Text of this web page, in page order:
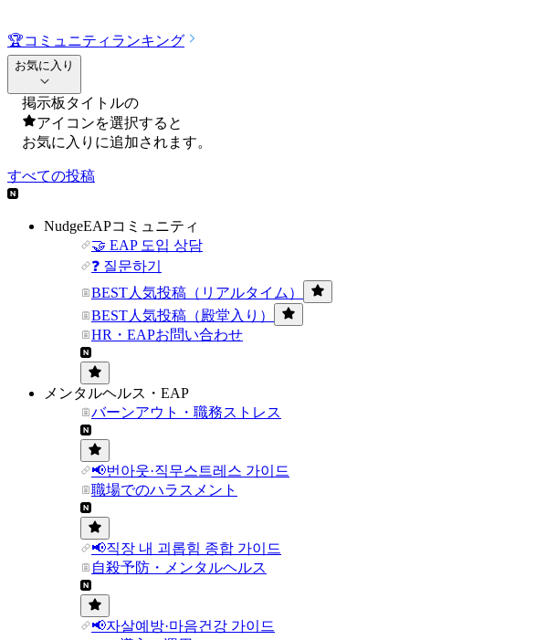
🏆コミュニティランキング
お気に入り
掲示板タイトルの
アイコンを選択すると
お気に入りに追加されます。
すべての投稿
NudgeEAPコミュニティ
🤝 EAP 도입 상담
❓ 질문하기
BEST人気投稿（リアルタイム）
BEST人気投稿（殿堂入り）
HR・EAPお問い合わせ
メンタルヘルス・EAP
バーンアウト・職務ストレス
📢번아웃·직무스트레스 가이드
職場でのハラスメント
📢직장 내 괴롭힘 종합 가이드
自殺予防・メンタルヘルス
📢자살예방·마음건강 가이드